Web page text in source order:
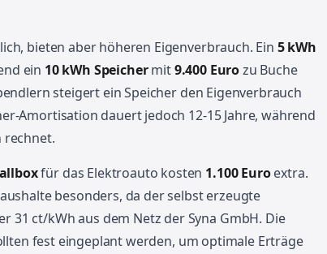
bieten aber höheren Eigenverbrauch. Ein 5 kWh
ein 10 kWh Speichermit9.400 Eurozu Buche
steigert ein Speicher den Eigenverbrauch
Amortisation dauert jedoch 12-15 Jahre, während
rechnet.
für das Elektroauto kosten 1.100 Euroextra.
besonders, da der selbst erzeugte
ct/kWh aus dem Netz der Syna GmbH. Die
fest eingeplant werden, um optimale Erträge